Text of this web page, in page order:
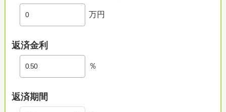
万円
返済金利
％
返済期間